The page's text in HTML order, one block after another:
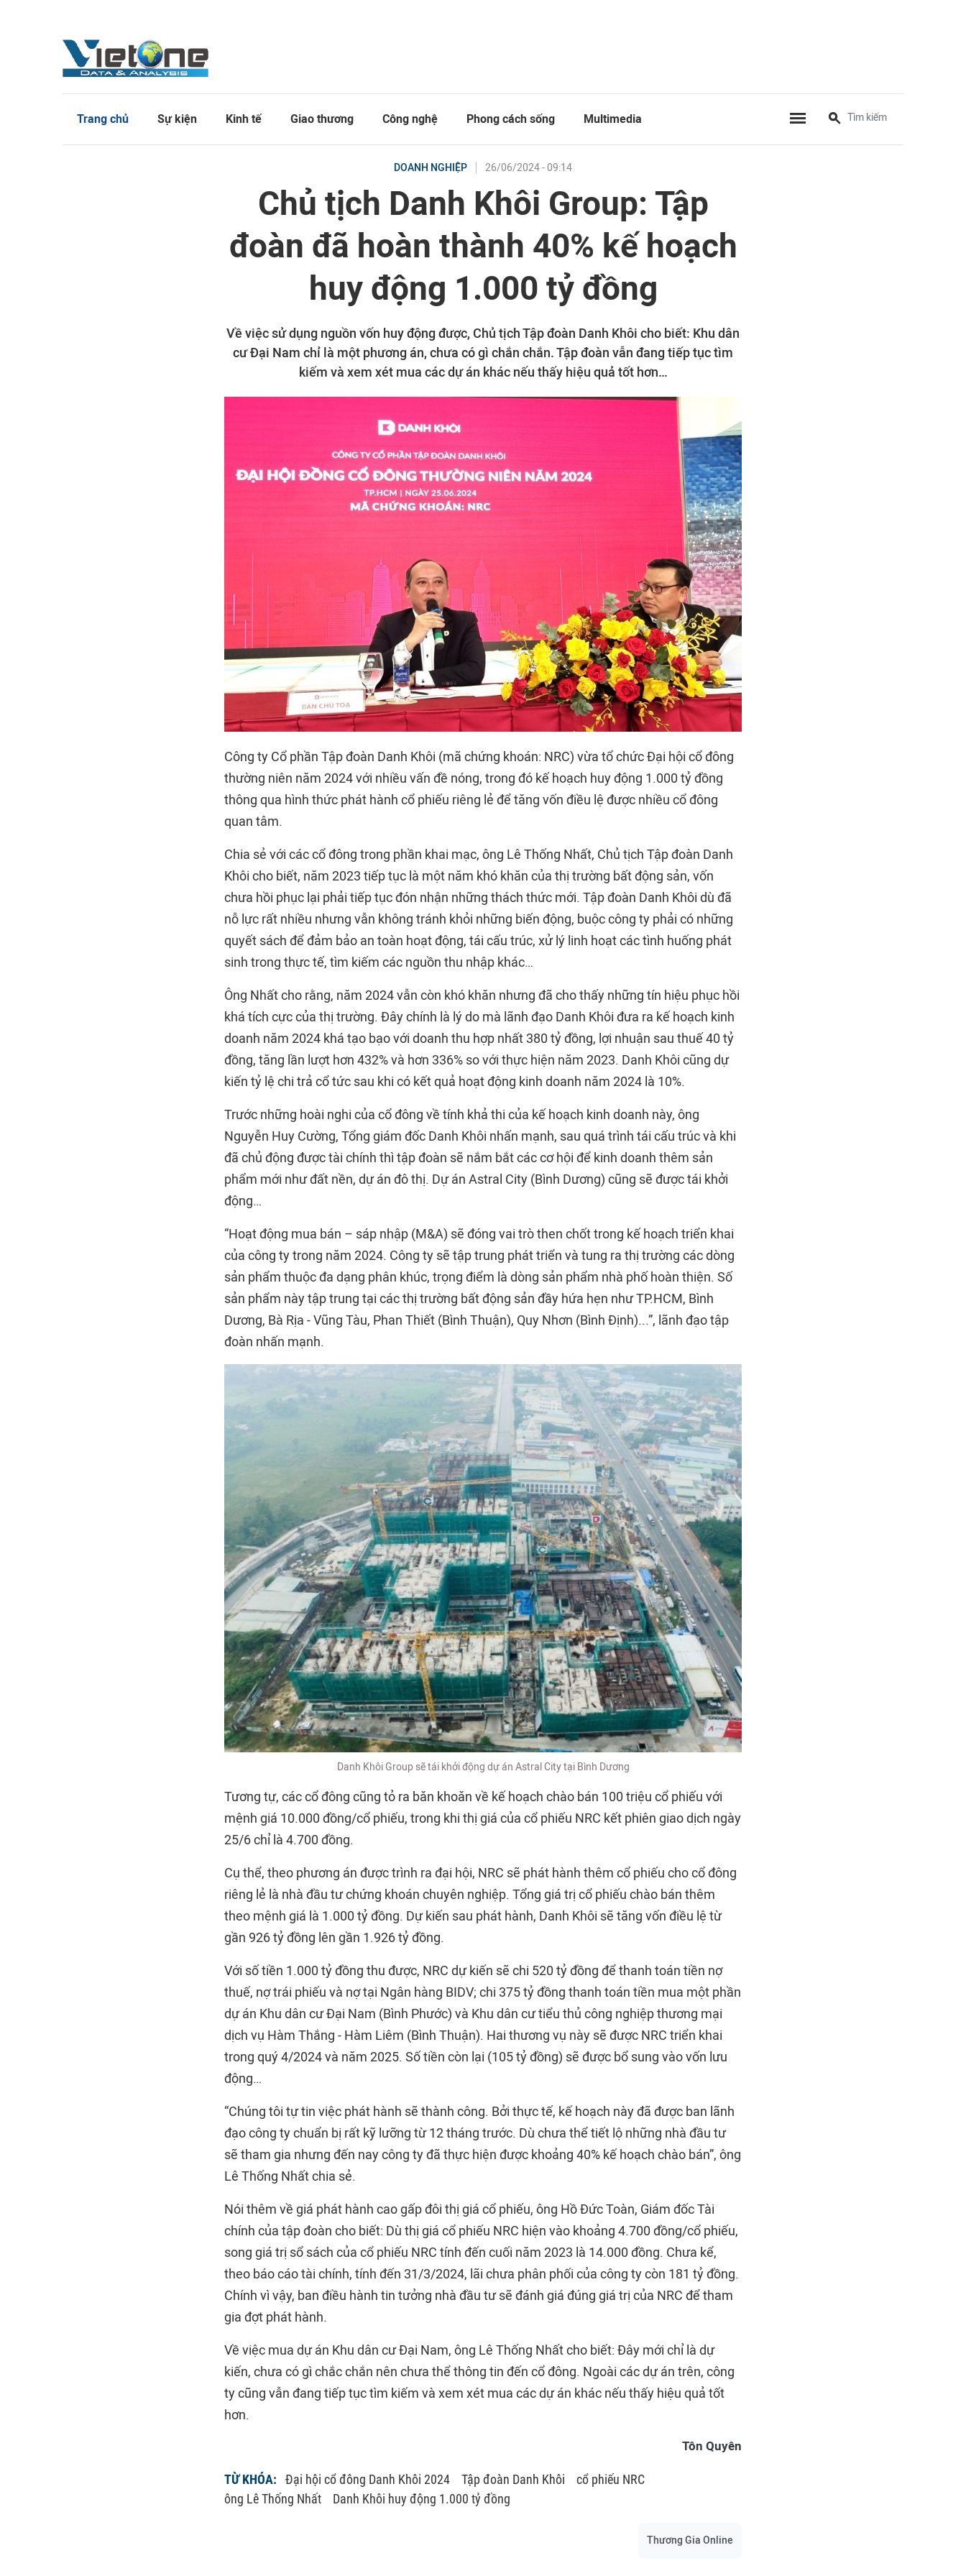
Trang chủ Sự kiện Kinh tế Giao thương Công nghệ Phong cách sống Multimedia
DOANH NGHIỆP 26/06/2024 - 09:14
Chủ tịch Danh Khôi Group: Tập
đoàn đã hoàn thành 40% kế hoạch
huy động 1.000 tỷ đồng
Về việc sử dụng nguồn vốn huy động được, Chủ tịch Tập đoàn Danh Khôi cho biết: Khu dân
cư Đại Nam chỉ là một phương án, chưa có gì chắn chắn. Tập đoàn vẫn đang tiếp tục tìm
kiếm và xem xét mua các dự án khác nếu thấy hiệu quả tốt hơn…
Công ty Cổ phần Tập đoàn Danh Khôi (mã chứng khoán: NRC) vừa tổ chức Đại hội cổ đông
thường niên năm 2024 với nhiều vấn đề nóng, trong đó kế hoạch huy động 1.000 tỷ đồng
thông qua hình thức phát hành cổ phiếu riêng lẻ để tăng vốn điều lệ được nhiều cổ đông
quan tâm.
Chia sẻ với các cổ đông trong phần khai mạc, ông Lê Thống Nhất, Chủ tịch Tập đoàn Danh
Khôi cho biết, năm 2023 tiếp tục là một năm khó khăn của thị trường bất động sản, vốn
chưa hồi phục lại phải tiếp tục đón nhận những thách thức mới. Tập đoàn Danh Khôi dù đã
nỗ lực rất nhiều nhưng vẫn không tránh khỏi những biến động, buộc công ty phải có những
quyết sách để đảm bảo an toàn hoạt động, tái cấu trúc, xử lý linh hoạt các tình huống phát
sinh trong thực tế, tìm kiếm các nguồn thu nhập khác…
Ông Nhất cho rằng, năm 2024 vẫn còn khó khăn nhưng đã cho thấy những tín hiệu phục hồi
khá tích cực của thị trường. Đây chính là lý do mà lãnh đạo Danh Khôi đưa ra kế hoạch kinh
doanh năm 2024 khá tạo bạo với doanh thu hợp nhất 380 tỷ đồng, lợi nhuận sau thuế 40 tỷ
đồng, tăng lần lượt hơn 432% và hơn 336% so với thực hiện năm 2023. Danh Khôi cũng dự
kiến tỷ lệ chi trả cổ tức sau khi có kết quả hoạt động kinh doanh năm 2024 là 10%.
Trước những hoài nghi của cổ đông về tính khả thi của kế hoạch kinh doanh này, ông
Nguyễn Huy Cường, Tổng giám đốc Danh Khôi nhấn mạnh, sau quá trình tái cấu trúc và khi
đã chủ động được tài chính thì tập đoàn sẽ nắm bắt các cơ hội để kinh doanh thêm sản
phẩm mới như đất nền, dự án đô thị. Dự án Astral City (Bình Dương) cũng sẽ được tái khởi
động…
“Hoạt động mua bán – sáp nhập (M&A) sẽ đóng vai trò then chốt trong kế hoạch triển khai
của công ty trong năm 2024. Công ty sẽ tập trung phát triển và tung ra thị trường các dòng
sản phẩm thuộc đa dạng phân khúc, trọng điểm là dòng sản phẩm nhà phố hoàn thiện. Số
sản phẩm này tập trung tại các thị trường bất động sản đầy hứa hẹn như TP.HCM, Bình
Dương, Bà Rịa - Vũng Tàu, Phan Thiết (Bình Thuận), Quy Nhơn (Bình Định)...”, lãnh đạo tập
đoàn nhấn mạnh.
Danh Khôi Group sẽ tái khởi động dự án Astral City tại Bình Dương
Tương tự, các cổ đông cũng tỏ ra băn khoăn về kế hoạch chào bán 100 triệu cổ phiếu với
mệnh giá 10.000 đồng/cổ phiếu, trong khi thị giá của cổ phiếu NRC kết phiên giao dịch ngày
25/6 chỉ là 4.700 đồng.
Cụ thể, theo phương án được trình ra đại hội, NRC sẽ phát hành thêm cổ phiếu cho cổ đông
riêng lẻ là nhà đầu tư chứng khoán chuyên nghiệp. Tổng giá trị cổ phiếu chào bán thêm
theo mệnh giá là 1.000 tỷ đồng. Dự kiến sau phát hành, Danh Khôi sẽ tăng vốn điều lệ từ
gần 926 tỷ đồng lên gần 1.926 tỷ đồng.
Với số tiền 1.000 tỷ đồng thu được, NRC dự kiến sẽ chi 520 tỷ đồng để thanh toán tiền nợ
thuế, nợ trái phiếu và nợ tại Ngân hàng BIDV; chi 375 tỷ đồng thanh toán tiền mua một phần
dự án Khu dân cư Đại Nam (Bình Phước) và Khu dân cư tiểu thủ công nghiệp thương mại
dịch vụ Hàm Thắng - Hàm Liêm (Bình Thuận). Hai thương vụ này sẽ được NRC triển khai
trong quý 4/2024 và năm 2025. Số tiền còn lại (105 tỷ đồng) sẽ được bổ sung vào vốn lưu
động…
“Chúng tôi tự tin việc phát hành sẽ thành công. Bởi thực tế, kế hoạch này đã được ban lãnh
đạo công ty chuẩn bị rất kỹ lưỡng từ 12 tháng trước. Dù chưa thể tiết lộ những nhà đầu tư
sẽ tham gia nhưng đến nay công ty đã thực hiện được khoảng 40% kế hoạch chào bán”, ông
Lê Thống Nhất chia sẻ.
Nói thêm về giá phát hành cao gấp đôi thị giá cổ phiếu, ông Hồ Đức Toàn, Giám đốc Tài
chính của tập đoàn cho biết: Dù thị giá cổ phiếu NRC hiện vào khoảng 4.700 đồng/cổ phiếu,
song giá trị sổ sách của cổ phiếu NRC tính đến cuối năm 2023 là 14.000 đồng. Chưa kể,
theo báo cáo tài chính, tính đến 31/3/2024, lãi chưa phân phối của công ty còn 181 tỷ đồng.
Chính vì vậy, ban điều hành tin tưởng nhà đầu tư sẽ đánh giá đúng giá trị của NRC để tham
gia đợt phát hành.
Về việc mua dự án Khu dân cư Đại Nam, ông Lê Thống Nhất cho biết: Đây mới chỉ là dự
kiến, chưa có gì chắc chắn nên chưa thể thông tin đến cổ đông. Ngoài các dự án trên, công
ty cũng vẫn đang tiếp tục tìm kiếm và xem xét mua các dự án khác nếu thấy hiệu quả tốt
hơn.
Tôn Quyên
TỪ KHÓA: Đại hội cổ đông Danh Khôi 2024 Tập đoàn Danh Khôi
cổ phiếu NRC
ông Lê Thống Nhất
Danh Khôi huy động 1.000 tỷ đồng
Thương Gia Online